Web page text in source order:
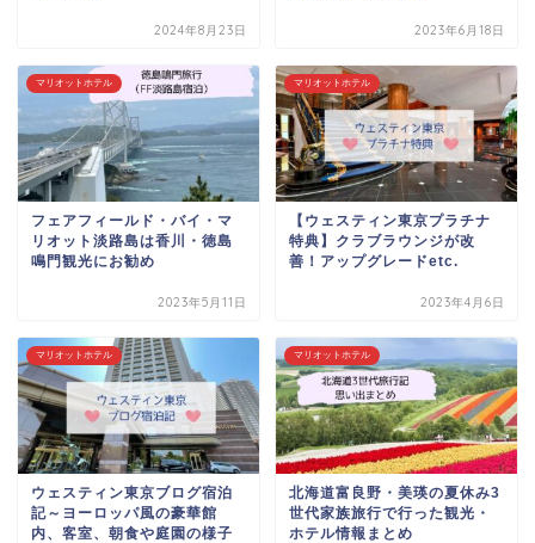
2024年8月23日 2023年6月18日
マリオットホテル
フェアフィールド・バイ・マ
リオット淡路島は香川・徳島
鳴門観光にお勧め
2023年5月11日
マリオットホテル
【ウェスティン東京プラチナ
特典】クラブラウンジが改
善！アップグレードetc.
2023年4月6日
マリオットホテル
ウェスティン東京ブログ宿泊
記～ヨーロッパ風の豪華館
内、客室、朝食や庭園の様子
マリオットホテル
北海道富良野・美瑛の夏休み3
世代家族旅行で行った観光・
ホテル情報まとめ